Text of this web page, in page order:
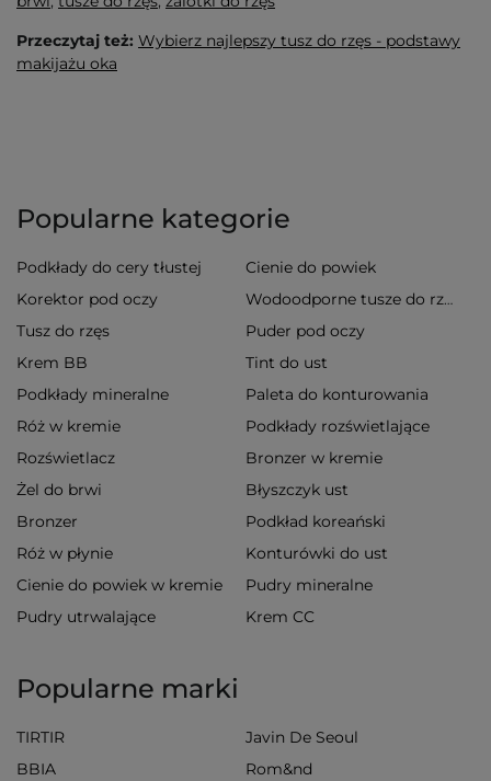
Przeczytaj też: Wybierz najlepszy tusz do rzęs - podstawy
makijażu oka
Popularne kategorie
Podkłady do cery tłustej
Cienie do powiek
Korektor pod oczy
Wodoodporne tusze do rzęs
Tusz do rzęs
Puder pod oczy
Krem BB
Tint do ust
Podkłady mineralne
Paleta do konturowania
Róż w kremie
Podkłady rozświetlające
Rozświetlacz
Bronzer w kremie
Żel do brwi
Błyszczyk ust
Bronzer
Podkład koreański
Róż w płynie
Konturówki do ust
Cienie do powiek w kremie
Pudry mineralne
Pudry utrwalające
Krem CC
Popularne marki
TIRTIR
Javin De Seoul
BBIA
Rom&nd